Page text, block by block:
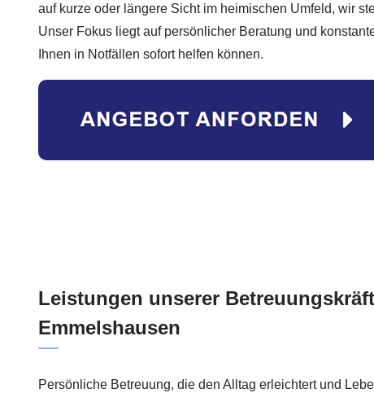
auf kurze oder längere Sicht im heimischen Umfeld, wir
Unser Fokus liegt auf persönlicher Beratung und
Ihnen in Notfällen sofort helfen können.
Leistungen unserer
Emmelshausen
Persönliche Betreuung, die den Alltag erleichtert und